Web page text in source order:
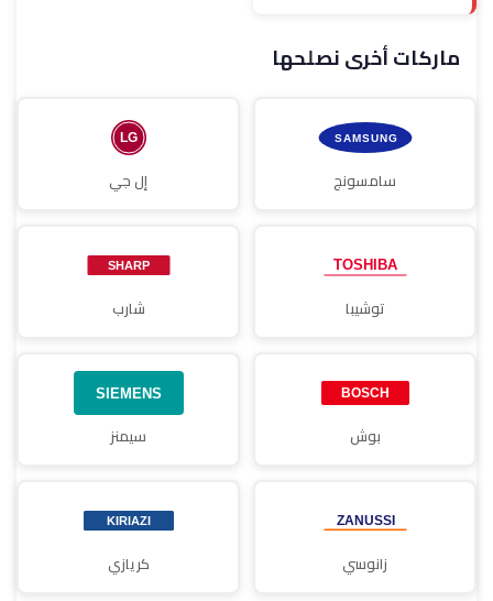
ماركات أخرى نصلحها
سامسونج إل جي
توشيبا شارب
بوش سيمنز
زانوسي كريازي